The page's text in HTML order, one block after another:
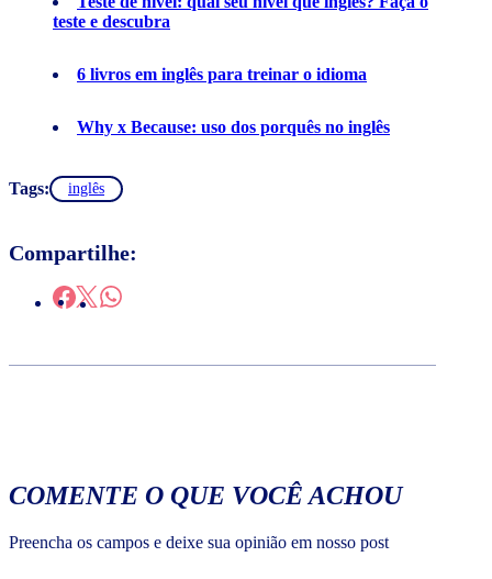
teste e descubra
6 livros em inglês para treinar o idioma
Why x Because: uso dos porquês no inglês
Tags: inglês
Compartilhe:
COMENTE O QUE VOCÊ ACHOU
Preencha os campos e deixe sua opinião em nosso post